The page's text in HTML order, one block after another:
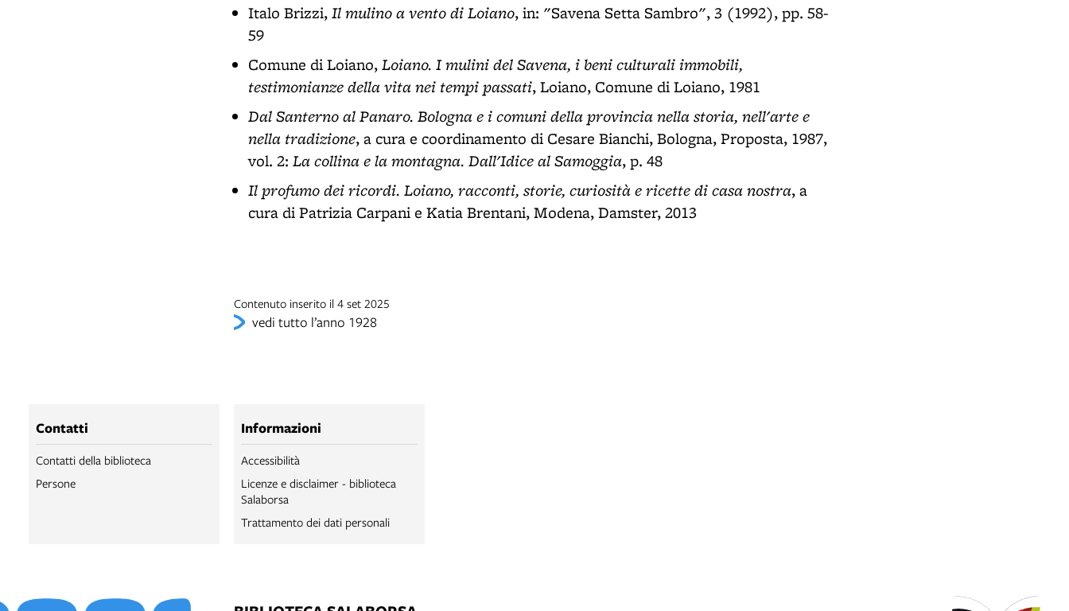
Italo Brizzi,Il mulino a vento di Loiano, in: "Savena Setta Sambro", 3 (1992), pp. 58-
59
Comune di Loiano,Loiano. I mulini del Savena, i beni culturali immobili,
testimonianze della vita nei tempi passati, Loiano, Comune di Loiano, 1981
Dal Santerno al Panaro. Bologna e i comuni della provincia nella storia, nell'arte e
nella tradizione, a cura e coordinamento di Cesare Bianchi, Bologna, Proposta, 1987,
vol. 2: La collina e la montagna. Dall'Idice al Samoggia, p. 48
Il profumo dei ricordi. Loiano, racconti, storie, curiosità e ricette di casa nostra, a
cura di Patrizia Carpani e Katia Brentani, Modena, Damster, 2013
Contenuto inserito il 4 set 2025
vedi tutto l’anno 1928
Contatti
Contatti della biblioteca
Persone
Informazioni
Accessibilità
Licenze e disclaimer - biblioteca
Salaborsa
Trattamento dei dati personali